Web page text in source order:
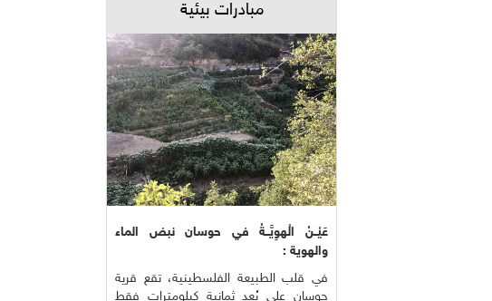
مبادرات بيئية
عَيْــنُ الْهوِيَّــةُ في حوسان نبض الماء
والهوية :
في قلب الطبيعة الفلسطينية، تقع قرية
حوسان على بُعد ثمانية كيلومترات فقط